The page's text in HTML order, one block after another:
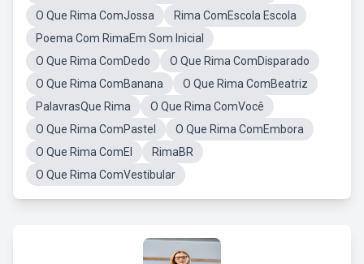
O Que Rima ComJossa
Rima ComEscola Escola
Poema Com RimaEm Som Inicial
O Que Rima ComDedo
O Que Rima ComDisparado
O Que Rima ComBanana
O Que Rima ComBeatriz
PalavrasQue Rima
O Que Rima ComVocê
O Que Rima ComPastel
O Que Rima ComEmbora
O Que Rima ComEl
RimaBR
O Que Rima ComVestibular